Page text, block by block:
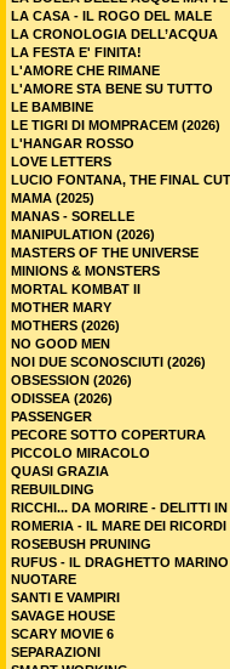
LA CASA - IL ROGO DEL MALE
LA CRONOLOGIA DELL’ACQUA
LA FESTA E' FINITA!
L'AMORE CHE RIMANE
L'AMORE STA BENE SU TUTTO
LE BAMBINE
LE TIGRI DI MOMPRACEM (2026)
L'HANGAR ROSSO
LOVE LETTERS
LUCIO FONTANA, THE FINAL CUT
MAMA (2025)
MANAS - SORELLE
MANIPULATION (2026)
MASTERS OF THE UNIVERSE
MINIONS & MONSTERS
MORTAL KOMBAT II
MOTHER MARY
MOTHERS (2026)
NO GOOD MEN
NOI DUE SCONOSCIUTI (2026)
OBSESSION (2026)
ODISSEA (2026)
PASSENGER
PECORE SOTTO COPERTURA
PICCOLO MIRACOLO
QUASI GRAZIA
REBUILDING
RICCHI... DA MORIRE - DELITTI
ROMERIA - IL MARE DEI RICORDI
ROSEBUSH PRUNING
RUFUS - IL DRAGHETTO
NUOTARE
SANTI E VAMPIRI
SAVAGE HOUSE
SCARY MOVIE 6
SEPARAZIONI